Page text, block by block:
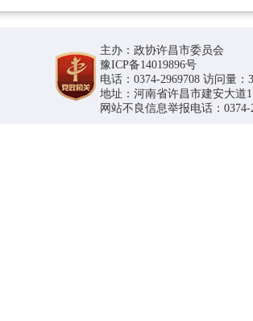
主办：政协许昌市委员会
豫ICP备14019896号
电话：0374-2969708 访问量：
地址：河南省许昌市建安大道
网站不良信息举报电话：